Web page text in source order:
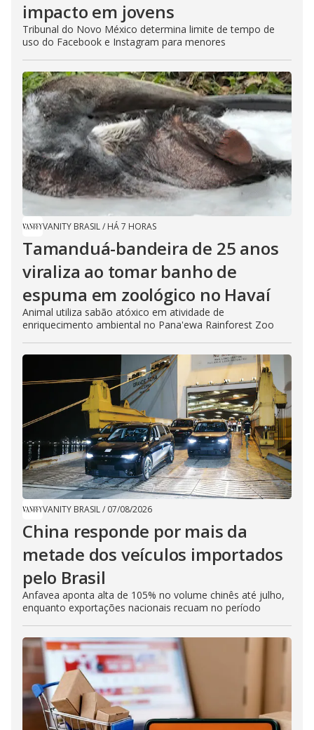
impacto em jovens
Tribunal do Novo México determina limite de tempo de
uso do Facebook e Instagram para menores
VANITY BRASIL/ HÁ 7 HORAS
Tamanduá-bandeira de 25 anos
viraliza ao tomar banho de
espuma em zoológico no Havaí
Animal utiliza sabão atóxico em atividade de
enriquecimento ambiental no Pana'ewa Rainforest Zoo
VANITY BRASIL/ 07/08/2026
China responde por mais da
metade dos veículos importados
pelo Brasil
Anfavea aponta alta de 105% no volume chinês até julho,
enquanto exportações nacionais recuam no período